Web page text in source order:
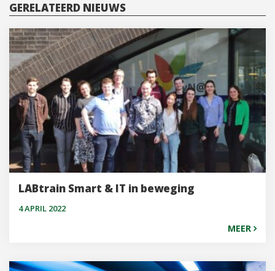
GERELATEERD NIEUWS
LABtrain Smart & IT in beweging
4 APRIL 2022
MEER